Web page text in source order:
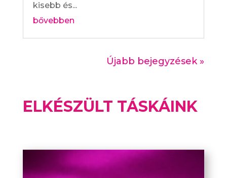
kisebb és...
bővebben
Újabb bejegyzések »
ELKÉSZÜLT TÁSKÁINK